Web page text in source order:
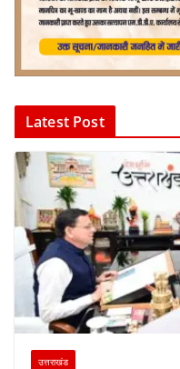
Latest Post
उत्तराखंड